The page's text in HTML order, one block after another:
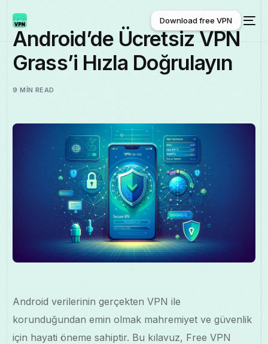
Türkçe
Download free VPN
Download free VPN
Android’de Ücretsiz VPN
Grass’i Hızla Doğrulayın
9 MIN READ
Android verilerinin gerçekten VPN ile
korunduğundan emin olmak mahremiyet ve güvenlik
için hayati öneme sahiptir. Bu kılavuz, Free VPN